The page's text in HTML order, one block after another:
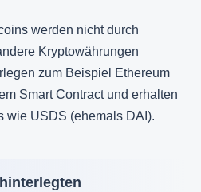
werden nicht durch
Kryptowährungen
zum Beispiel Ethereum
Smart Contractund erhalten
wie USDS (ehemals DAI).